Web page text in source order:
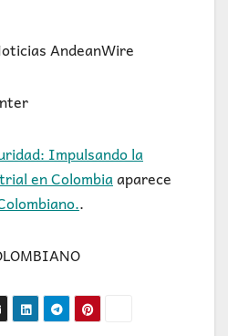
AndeanWire
Impulsando la
en Colombiaaparece
.